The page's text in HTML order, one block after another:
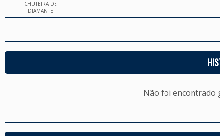
CHUTEIRA DE
DIAMANTE
Não foi encontrado